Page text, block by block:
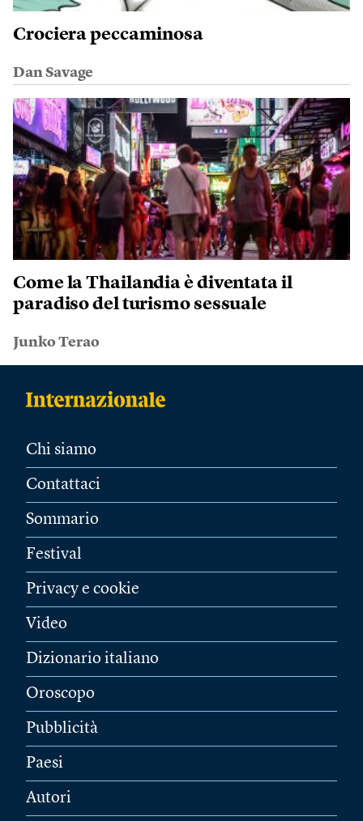
Crociera peccaminosa
Dan Savage
Come la Thailandia è diventata il
paradiso del turismo sessuale
Junko Terao
Chi siamo
Contattaci
Sommario
Festival
Privacy e cookie
Video
Dizionario italiano
Oroscopo
Pubblicità
Paesi
Autori